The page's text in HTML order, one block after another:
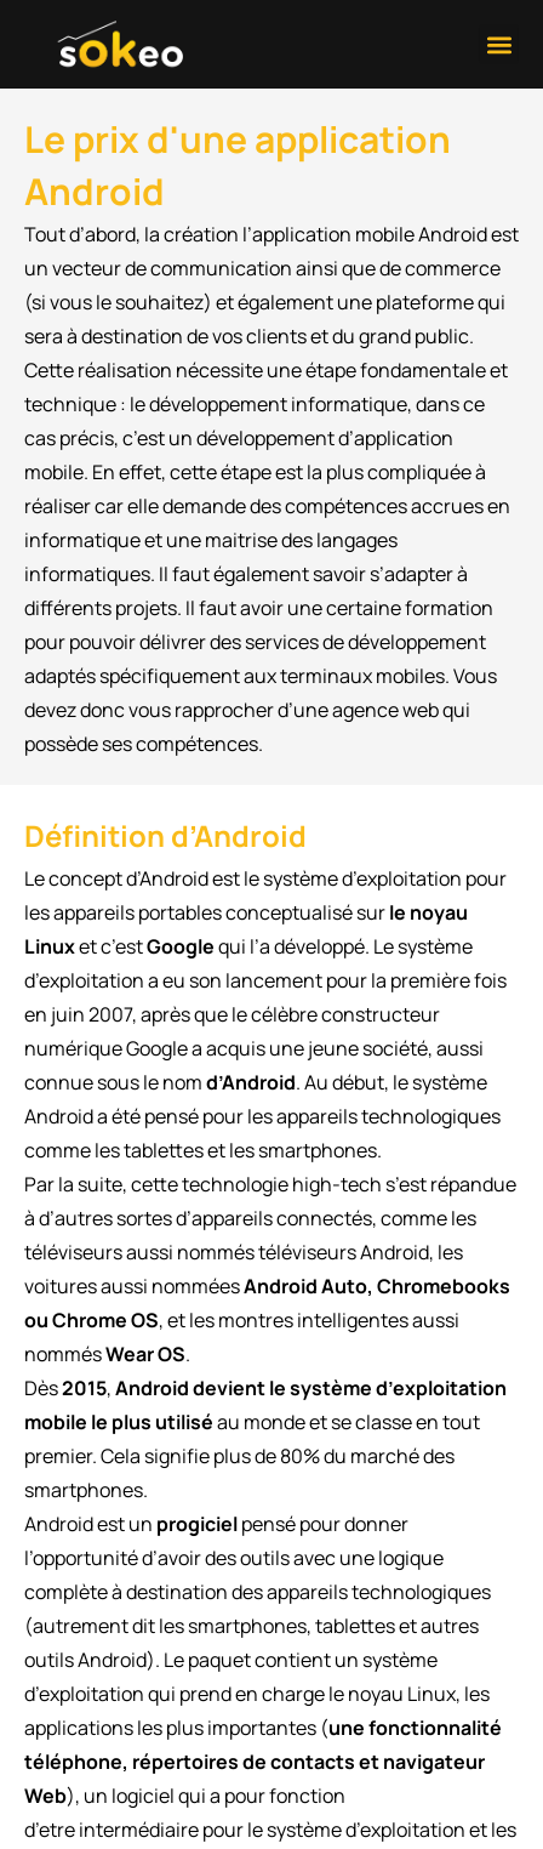
Le prix d'une application
Android
Tout d’abord, la création l’application mobile Android est
un vecteur de communication ainsi que de commerce
(si vous le souhaitez) et également une plateforme qui
sera à destination de vos clients et du grand public.
Cette réalisation nécessite une étape fondamentale et
technique : le développement informatique, dans ce
cas précis, c’est un développement d’application
mobile. En effet, cette étape est la plus compliquée à
réaliser car elle demande des compétences accrues en
informatique et une maitrise des langages
informatiques. Il faut également savoir s’adapter à
différents projets. Il faut avoir une certaine formation
pour pouvoir délivrer des services de développement
adaptés spécifiquement aux terminaux mobiles. Vous
devez donc vous rapprocher d’une agence web qui
possède ses compétences.
Définition d’Android
Le concept d’Android est le système d’exploitation pour
les appareils portables conceptualisé surle noyau
Linuxet c’estGooglequi l’a développé. Le système
d’exploitation a eu son lancement pour la première fois
en juin 2007, après que le célèbre constructeur
numérique Google a acquis une jeune société, aussi
connue sous le nomd’Android. Au début, le système
Android a été pensé pour les appareils technologiques
comme les tablettes et les smartphones.
Par la suite, cette technologie high-tech s’est répandue
à d’autres sortes d’appareils connectés, comme les
téléviseurs aussi nommés téléviseurs Android, les
voitures aussi nomméesAndroid Auto, Chromebooks
ou Chrome OS, et les montres intelligentes aussi
nommésWear OS.
Dès2015,Android devient le système d’exploitation
mobile le plus utiliséau monde et se classe en tout
premier. Cela signifie plus de 80% du marché des
smartphones.
Android est un progicielpensé pour donner
l’opportunité d’avoir des outils avec une logique
complète à destination des appareils technologiques
(autrement dit les smartphones, tablettes et autres
outils Android). Le paquet contient un système
d’exploitation qui prend en charge le noyau Linux, les
applications les plus importantes (une fonctionnalité
téléphone, répertoires de contacts et navigateur
Web), un logiciel qui a pour fonction
d’etre intermédiaire pour le système d’exploitation et les